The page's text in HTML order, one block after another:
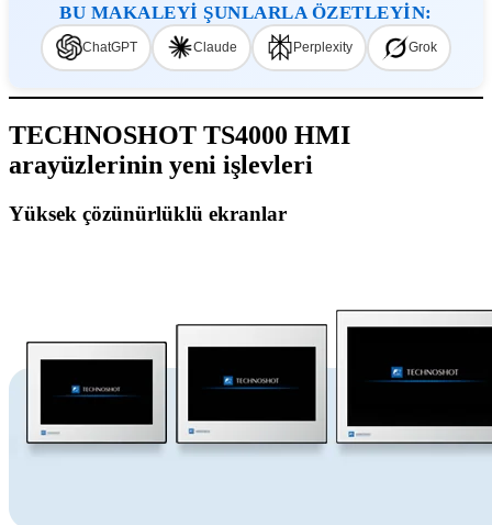
BU MAKALEYİ ŞUNLARLA ÖZETLEYİN:
ChatGPT Claude Perplexity Grok
TECHNOSHOT TS4000 HMI
arayüzlerinin yeni işlevleri
Yüksek çözünürlüklü ekranlar